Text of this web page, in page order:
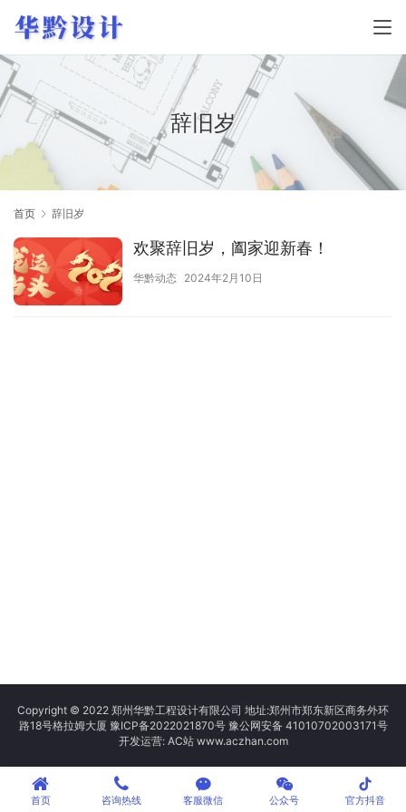
辞旧岁
首页 辞旧岁
欢聚辞旧岁，阖家迎新春！
华黔动态 2024年2月10日
Copyright © 2022 郑州华黔工程设计有限公司 地址:郑州市郑东新区商务外环
路18号格拉姆大厦 豫ICP备2022021870号 豫公网安备 41010702003171号
开发运营: AC站 www.aczhan.com
首页 咨询热线 客服微信 公众号
tiktok
官方抖音